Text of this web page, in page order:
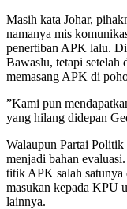
Masih kata Johar,
namanya mis
penertiban APK lalu.
Bawaslu, tetapi setelah
memasang APK di
”Kami pun
yang hilang didepan
Walaupun Partai Politik
menjadi bahan
titik APK salah
masukan kepada KPU
lainnya.